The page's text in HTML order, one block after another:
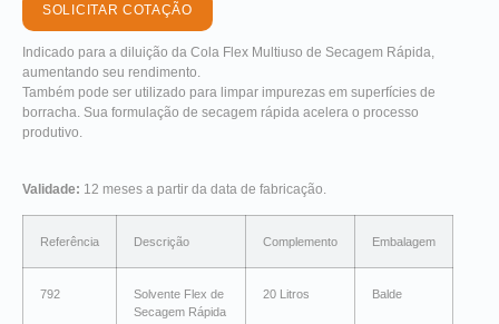
SOLICITAR COTAÇÃO
Indicado para a diluição da Cola Flex Multiuso de Secagem Rápida,
aumentando seu rendimento.
Também pode ser utilizado para limpar impurezas em superfícies de
borracha. Sua formulação de secagem rápida acelera o processo
produtivo.
Validade: 12 meses a partir da data de fabricação.
Referência Descrição Complemento Embalagem
792
Solvente Flex de
Secagem Rápida
20 Litros Balde